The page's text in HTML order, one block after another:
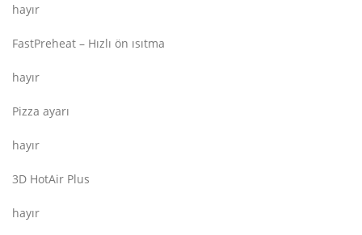
hayır
FastPreheat – Hızlı ön ısıtma
hayır
Pizza ayarı
hayır
3D HotAir Plus
hayır